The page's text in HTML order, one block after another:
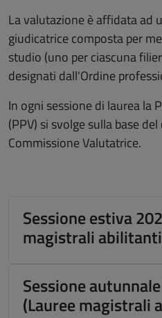
La valutazione è affidata ad
giudicatrice composta per
studio (uno per ciascuna
designati dall'Ordine
In ogni sessione di laurea la
(PPV) si svolge sulla base
Commissione Valutatrice.
Sessione estiva
magistrali
Sessione
(Lauree magistrali